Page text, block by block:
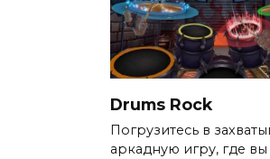
Drums Rock
Погрузитесь в
аркадную игру, где вы